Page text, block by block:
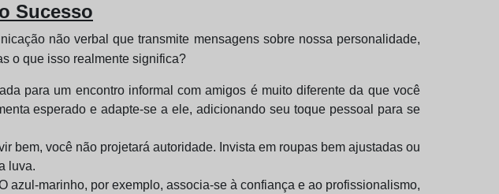
Sucesso
não verbal que transmite mensagens sobre nossa personalidade,
o que isso realmente significa?
para um encontro informal com amigos é muito diferente da que você
esperado e adapte-se a ele, adicionando seu toque pessoal para se
bem, você não projetará autoridade. Invista em roupas bem ajustadas ou
luva.
azul-marinho, por exemplo, associa-se à confiança e ao profissionalismo,